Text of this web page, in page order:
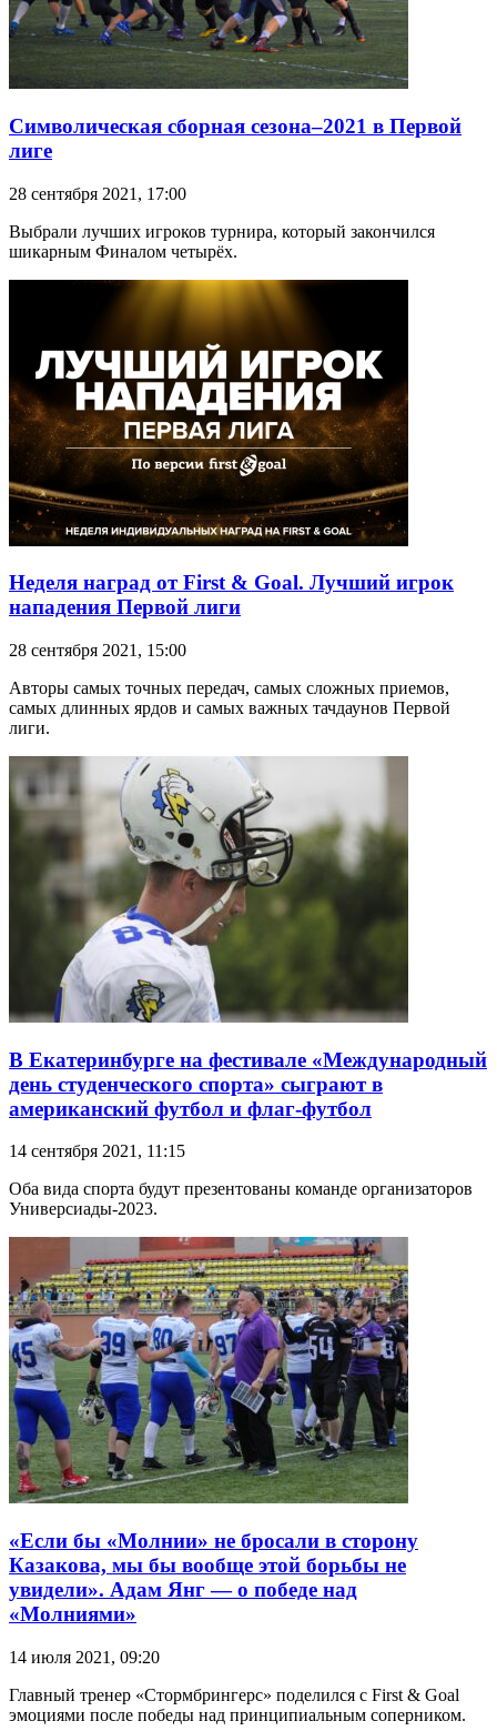
Символическая сборная сезона–2021 в Первой
лиге
28 сентября 2021, 17:00
Выбрали лучших игроков турнира, который закончился
шикарным Финалом четырёх.
Неделя наград от First & Goal. Лучший игрок
нападения Первой лиги
28 сентября 2021, 15:00
Авторы самых точных передач, самых сложных приемов,
самых длинных ярдов и самых важных тачдаунов Первой
лиги.
В Екатеринбурге на фестивале «Международный
день студенческого спорта» сыграют в
американский футбол и флаг-футбол
14 сентября 2021, 11:15
Оба вида спорта будут презентованы команде организаторов
Универсиады-2023.
«Если бы «Молнии» не бросали в сторону
Казакова, мы бы вообще этой борьбы не
увидели». Адам Янг — о победе над
«Молниями»
14 июля 2021, 09:20
Главный тренер «Стормбрингерс» поделился с First & Goal
эмоциями после победы над принципиальным соперником.